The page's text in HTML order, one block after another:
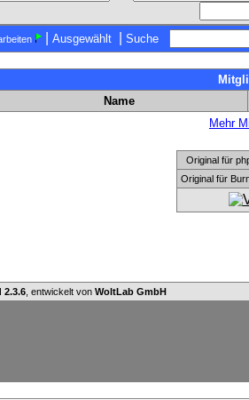
| Ausgewählt Suche
Name
Mehr
Original für
Original für
2.3.6 , entwickelt von WoltLab GmbH